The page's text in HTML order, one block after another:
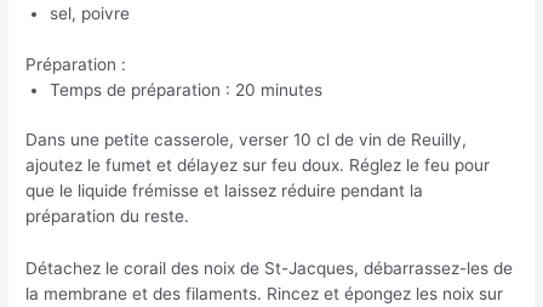
sel, poivre
Préparation :
Temps de préparation : 20 minutes
Dans une petite casserole, verser 10 cl de vin de Reuilly,
ajoutez le fumet et délayez sur feu doux. Réglez le feu pour
que le liquide frémisse et laissez réduire pendant la
préparation du reste.
Détachez le corail des noix de St-Jacques, débarrassez-les de
la membrane et des filaments. Rincez et épongez les noix sur